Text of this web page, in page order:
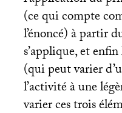
(ce qui compte
l’énoncé) à partir
s’applique, et
(qui peut varier
l’activité à une
varier ces trois